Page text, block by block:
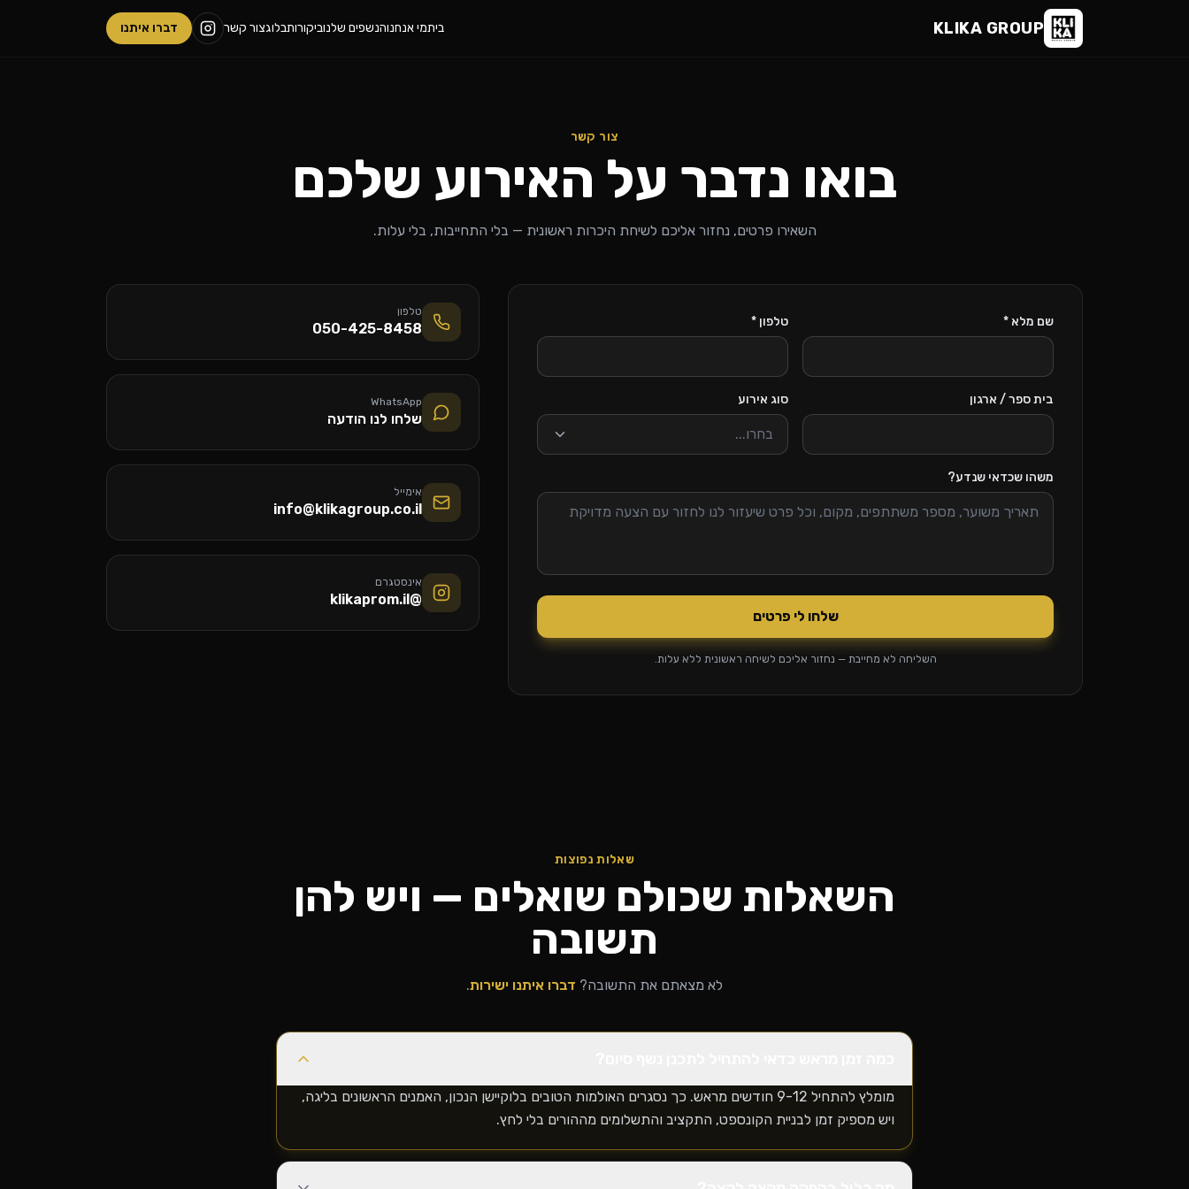
KLIKA GROUP ביתמי אנחנוהנשפים שלנוביקורותבלוגצור קשר דברו איתנו
צור קשר
בואו נדבר על האירוע שלכם
השאירו פרטים, נחזור אליכם לשיחת היכרות ראשונית — בלי התחייבות, בלי עלות.
שם מלא * טלפון *
בית ספר / ארגון סוג אירוע
בחרו...
משהו שכדאי שנדע?
שלחו לי פרטים
השליחה לא מחייבת — נחזור אליכם לשיחה ראשונית ללא עלות.
טלפון
050-425-8458
WhatsApp
שלחו לנו הודעה
אימייל
info@klikagroup.co.il
אינסטגרם
@klikaprom.il
שאלות נפוצות
השאלות שכולם שואלים — ויש להן
תשובה
לא מצאתם את התשובה? דברו איתנו ישירות.
מומלץ להתחיל 9-12 חודשים מראש. כך נסגרים האולמות הטובים בלוקיישן הנכון, האמנים הראשונים בליגה,
ויש מספיק זמן לבניית הקונספט, התקציב והתשלומים מההורים בלי לחץ.